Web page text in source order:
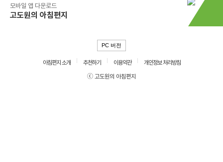
모바일 앱 다운로드
고도원의 아침편지
PC 버전
아침편지 소개 추천하기 이용약관
개인정보 처리방침
ⓒ 고도원의 아침편지